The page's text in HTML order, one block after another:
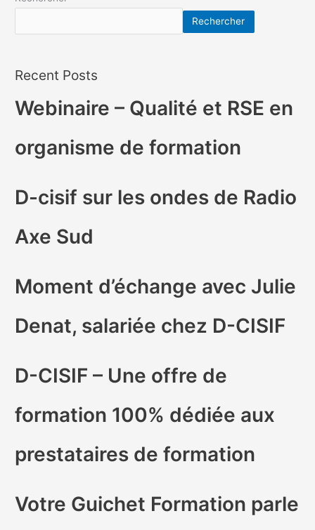
Rechercher
Recent Posts
Webinaire – Qualité et RSE en
organisme de formation
D-cisif sur les ondes de Radio
Axe Sud
Moment d’échange avec Julie
Denat, salariée chez D-CISIF
D-CISIF – Une offre de
formation 100% dédiée aux
prestataires de formation
Votre Guichet Formation parle